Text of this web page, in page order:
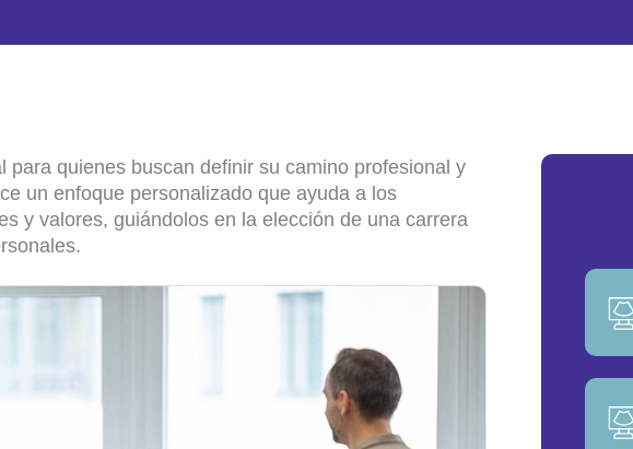
para quienes buscan definir su camino profesional y
un enfoque personalizado que ayuda a los
y valores, guiándolos en la elección de una carrera
.